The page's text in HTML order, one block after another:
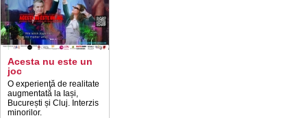
Acesta nu este un
joc
O experienţă de realitate
augmentată la Iași,
București și Cluj. Interzis
minorilor.